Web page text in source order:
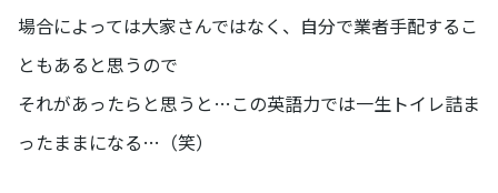
場合によっては大家さんではなく、自分で業者手配するこ
ともあると思うので
それがあったらと思うと…この英語力では一生トイレ詰ま
ったままになる…（笑）